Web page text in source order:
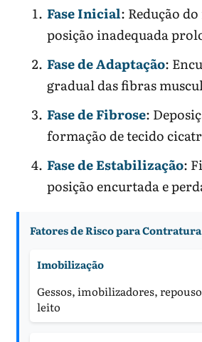
Fase Inicial: Redução
posição inadequada
Fase de Adaptação:
gradual das fibras
Fase de Fibrose:
formação de tecido
Fase de Estabilização:
posição encurtada e
Fatores de Risco para Contratura
Imobilização
Gessos, imobilizadores,
leito